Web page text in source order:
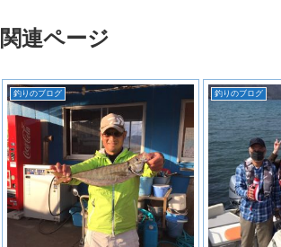
関連ページ
釣りのブログ 釣りのブログ